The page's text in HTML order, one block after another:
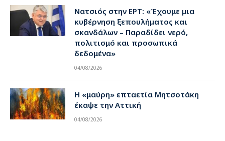
Νατσιός στην ΕΡΤ: «Έχουμε μια
κυβέρνηση ξεπουλήματος και
σκανδάλων – Παραδίδει νερό,
πολιτισμό και προσωπικά
δεδομένα»
04/08/2026
Η «μαύρη» επταετία Μητσοτάκη
έκαψε την Αττική
04/08/2026